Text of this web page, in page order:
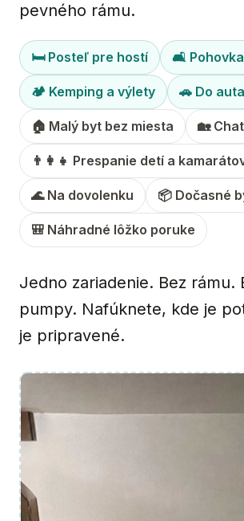
pevného rámu.
🛏 Posteľ pre hostí 🛋
🏕 Kemping a výlety 🚗 Do
🏠 Malý byt bez miesta 🏡
👨‍👩‍👧 Prespanie detí a
🌊 Na dovolenku 📦 Dočasné
🎒 Náhradné lôžko poruke
Jedno zariadenie. Bez rámu.
pumpy. Nafúknete, kde je
je pripravené.